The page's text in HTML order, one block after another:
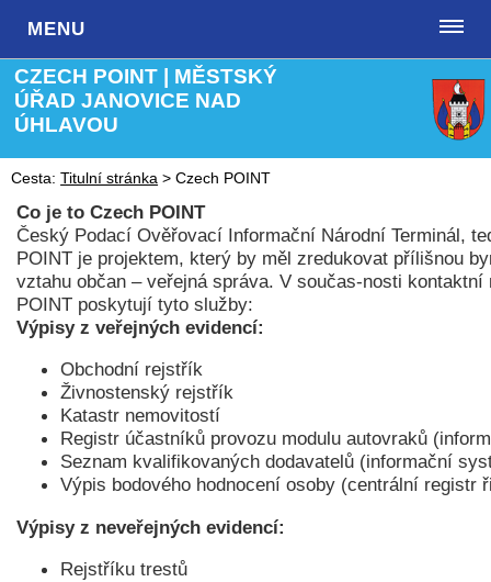
MENU
CZECH POINT | MĚSTSKÝ
ÚŘAD JANOVICE NAD
ÚHLAVOU
Cesta: Titulní stránka >Czech POINT
Co je to Czech POINT
Český Podací Ověřovací Informační Národní Terminál,
POINT je projektem, který by měl zredukovat přílišnou
vztahu občan – veřejná správa. V součas-nosti kontaktní
POINT poskytují tyto služby:
Výpisy z veřejných evidencí:
Obchodní rejstřík
Živnostenský rejstřík
Katastr nemovitostí
Registr účastníků provozu modulu autovraků
Seznam kvalifikovaných dodavatelů (informační
Výpis bodového hodnocení osoby (centrální registr
Výpisy z neveřejných evidencí:
Rejstříku trestů